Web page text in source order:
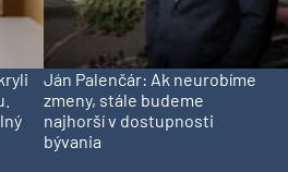
Ján Palenčár: Ak neurobíme
zmeny, stále budeme
najhorší v dostupnosti
bývania